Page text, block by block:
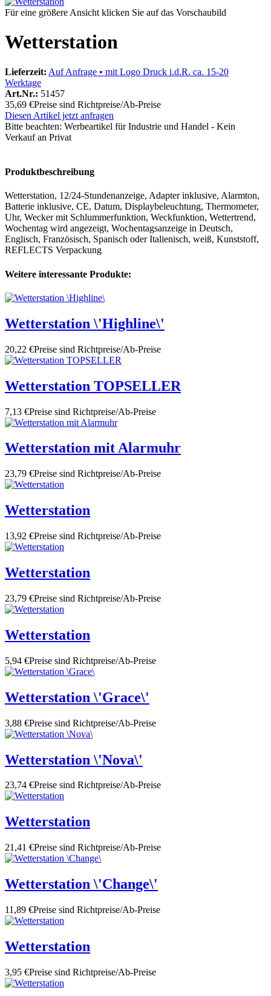
Für eine größere Ansicht klicken Sie auf das Vorschaubild
Wetterstation
Lieferzeit: Auf Anfrage • mit Logo Druck i.d.R. ca. 15-20
Werktage
Art.Nr.: 51457
35,69 €Preise sind Richtpreise/Ab-Preise
Diesen Artikel jetzt anfragen
Bitte beachten: Werbeartikel für Industrie und Handel - Kein
Verkauf an Privat
Produktbeschreibung
Wetterstation, 12/24-Stundenanzeige, Adapter inklusive, Alarmton,
Batterie inklusive, CE, Datum, Displaybeleuchtung, Thermometer,
Uhr, Wecker mit Schlummerfunktion, Weckfunktion, Wettertrend,
Wochentag wird angezeigt, Wochentagsanzeige in Deutsch,
Englisch, Französisch, Spanisch oder Italienisch, weiß, Kunststoff,
REFLECTS Verpackung
Weitere interessante Produkte:
Wetterstation \'Highline\'
20,22 €Preise sind Richtpreise/Ab-Preise
Wetterstation TOPSELLER
7,13 €Preise sind Richtpreise/Ab-Preise
Wetterstation mit Alarmuhr
23,79 €Preise sind Richtpreise/Ab-Preise
Wetterstation
13,92 €Preise sind Richtpreise/Ab-Preise
Wetterstation
23,79 €Preise sind Richtpreise/Ab-Preise
Wetterstation
5,94 €Preise sind Richtpreise/Ab-Preise
Wetterstation \'Grace\'
3,88 €Preise sind Richtpreise/Ab-Preise
Wetterstation \'Nova\'
23,74 €Preise sind Richtpreise/Ab-Preise
Wetterstation
21,41 €Preise sind Richtpreise/Ab-Preise
Wetterstation \'Change\'
11,89 €Preise sind Richtpreise/Ab-Preise
Wetterstation
3,95 €Preise sind Richtpreise/Ab-Preise